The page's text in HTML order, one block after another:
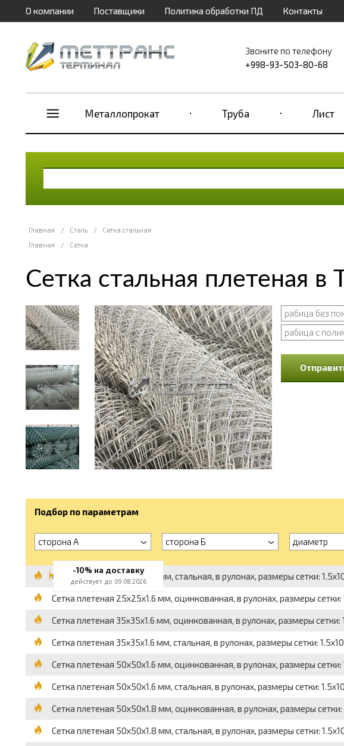
О компании Поставщики Политика обработки ПД Контакты
Звоните по телефону
+998-93-503-80-68
Металлопрокат Труба Лист
Главная / Сталь /
Сетка стальная
Главная
/ Сетка
Сетка стальная плетеная в
рабица без
рабица с
Подбор по параметрам
сторона А сторона Б диаметр
Сетка плетеная 25x25x1.4 мм, стальная, в рулонах, размеры сетки:
Сетка плетеная 25x25x1.6 мм, оцинкованная, в рулонах, размеры сетки:
Сетка плетеная 35x35x1.6 мм, оцинкованная, в рулонах, размеры сетки:
Сетка плетеная 35x35x1.6 мм, стальная, в рулонах, размеры сетки:
Сетка плетеная 50x50x1.6 мм, оцинкованная, в рулонах, размеры сетки:
Сетка плетеная 50x50x1.6 мм, стальная, в рулонах, размеры сетки:
Сетка плетеная 50x50x1.8 мм, оцинкованная, в рулонах, размеры сетки:
Сетка плетеная 50x50x1.8 мм, стальная, в рулонах, размеры сетки:
-10% на доставку
действует до 09.08.2026